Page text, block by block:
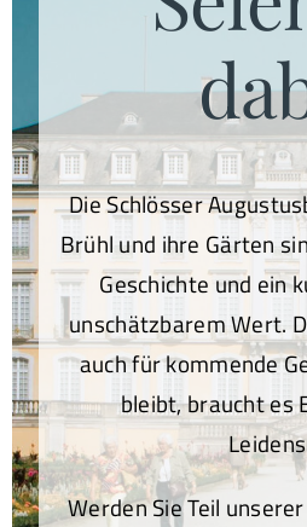
Die Schlösser
Brühl und ihre Gärten
Geschichte und ein
unschätzbarem Wert.
auch für kommende
bleibt, braucht es
Werden Sie Teil